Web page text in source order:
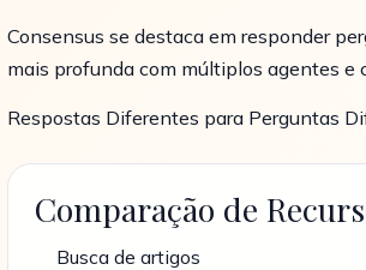
Consensus se destaca em responder
mais profunda com múltiplos agentes e
Respostas Diferentes para Perguntas
Comparação de
Busca de artigos